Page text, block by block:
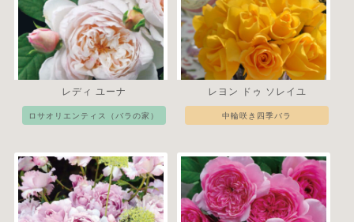
レディ ユーナ
ロサオリエンティス（バラの家）
レヨン ドゥ ソレイユ
中輪咲き四季バラ